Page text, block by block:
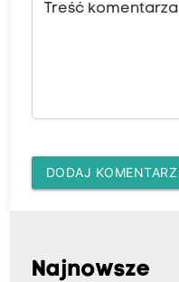
Treść komentarza
DODAJ KOMENTARZ
Najnowsze